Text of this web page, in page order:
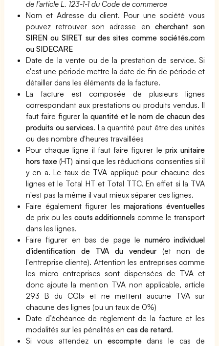
de l’article L. 123-1-1 du Code de commerce
Nom et Adresse du client. Pour une société vous
pouvez retrouver son adresse en cherchant son
SIREN ou SIRET sur des sites comme sociétés.com
ou SIDECARE
Date de la vente ou de la prestation de service. Si
c'est une période mettre la date de fin de période et
détailler dans les éléments de la facture.
La facture est composée de plusieurs lignes
correspondant aux prestations ou produits vendus. Il
faut faire figurer la quantité et le nom de chacun des
produits ou services. La quantité peut être des unités
ou des nombre d'heures travaillées
Pour chaque ligne il faut faire figurer le prix unitaire
hors taxe (HT) ainsi que les réductions consenties si il
y en a. Le taux de TVA appliqué pour chacune des
lignes et le Total HT et Total TTC. En effet si la TVA
n'est pas la même il vaut mieux séparer ces lignes.
Faire également figurer lesmajorations éventuelles
de prix ou les couts additionnels comme le transport
dans les lignes.
Faire figurer en bas de page le numéro individuel
d'identification de TVA du vendeur(et non de
l'entreprise cliente). Attention les entreprises comme
les micro entreprises sont dispensées de TVA et
donc ajoute la mention TVA non applicable, article
293 B du CGI» et ne mettent aucune TVA sur
chacune des lignes (ou un taux de 0%)
Date d’échéance de règlement de la facture et les
modalités sur les pénalités encas de retard.
Si vous attendez un escomptedans le cas de